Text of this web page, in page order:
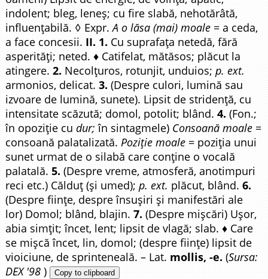
indolent; bleg, leneș; cu fire slabă, nehotărâtă,
influențabilă. ◊ Expr.A o lăsa (mai) moale = a ceda,
a face concesii. II. 1. Cu suprafața netedă, fără
asperități; neted. ♦ Catifelat, mătăsos; plăcut la
atingere.2. Necolțuros, rotunjit, unduios;p. ext.
armonios, delicat.3. (Despre culori, lumină sau
izvoare de lumină, sunete). Lipsit de stridență, cu
intensitate scăzută; domol, potolit; blând.4. (Fon.;
în opoziție cudur; în sintagmele) Consoană moale =
consoană palatalizată.Poziție moale = poziția unui
sunet urmat de o silabă care conține o vocală
palatală.5. (Despre vreme, atmosferă, anotimpuri
reci etc.) Călduț (și umed);p. ext. plăcut, blând.6.
(Despre ființe, despre însușiri și manifestări ale
lor) Domol; blând, blajin.7. (Despre mișcări) Ușor,
abia simțit; încet, lent; lipsit de vlagă; slab. ♦ Care
se mișcă încet, lin, domol; (despre ființe) lipsit de
vioiciune, de sprinteneală. – Lat. mollis, -e. (Sursa:
DEX '98 ) Copy to clipboard